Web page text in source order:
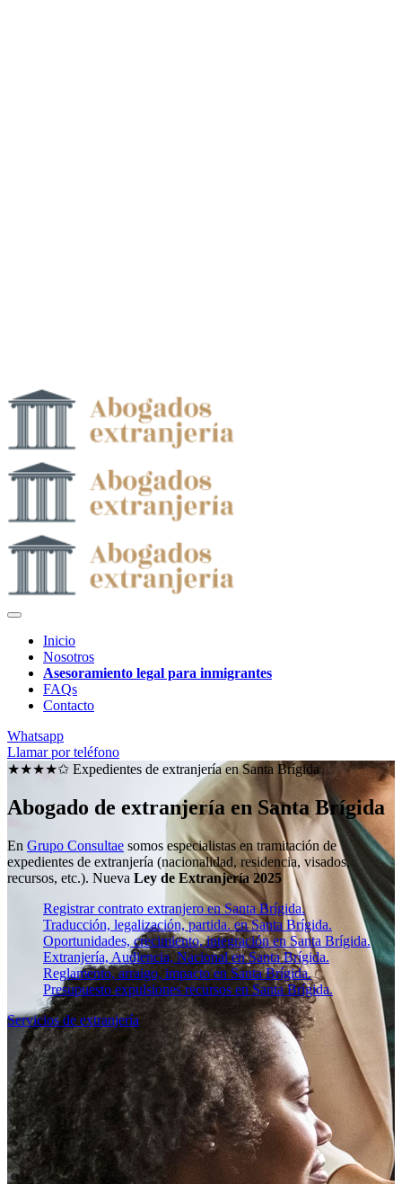
Inicio
Nosotros
Asesoramiento legal para inmigrantes
FAQs
Contacto
Whatsapp
Llamar por teléfono
★★★★✩ Expedientes de extranjería enSanta Brígida
Abogado de extranjería en Santa Brígida
En Grupo Consultae somos especialistas en tramitación de
expedientes de extranjería (nacionalidad, residencia, visados,
recursos, etc.). Nueva Ley de Extranjería 2025
Registrar contrato extranjero en Santa Brígida.
Traducción, legalización, partida. en Santa Brígida.
Oportunidades, crecimiento, integración en Santa Brígida.
Extranjería, Audiencia, Nacional en Santa Brígida.
Reglamento, arraigo, impacto en Santa Brígida.
Presupuesto expulsiones recursos en Santa Brígida.
Servicios de extranjería